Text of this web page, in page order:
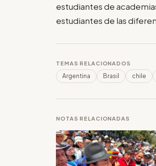
estudiantes de
estudiantes de las
TEMAS RELACIONADOS
Argentina Brasil chile
NOTAS RELACIONADAS